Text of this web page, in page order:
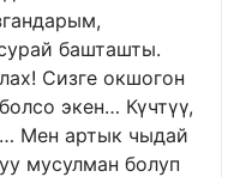
башташты.
Сизге окшогон
экен… Күчтүү,
Мен артык чыдай
мусулман болуп